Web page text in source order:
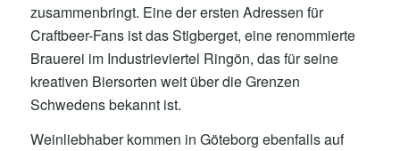
zusammenbringt. Eine der ersten Adressen für
Craftbeer-Fans ist das Stigberget, eine renommierte
Brauerei im Industrieviertel Ringön, das für seine
kreativen Biersorten weit über die Grenzen
Schwedens bekannt ist.
Weinliebhaber kommen in Göteborg ebenfalls auf